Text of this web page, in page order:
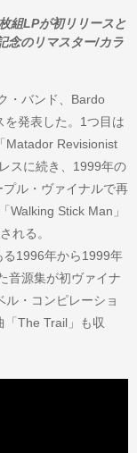
組LPが初リリースと
念のリマスター/カラ
・バンド、Bardo
発表した。1つ目は
Matador Revisionist
スに続き、1999年の
ル・ヴァイナルで再
Walking Stick Man」
れる。
1996年から1999年
音源集が初ヴァイナ
・コンピレーショ
「The Trail」も収